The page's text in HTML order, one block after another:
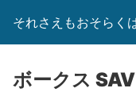
それさえもおそらく
ボークス